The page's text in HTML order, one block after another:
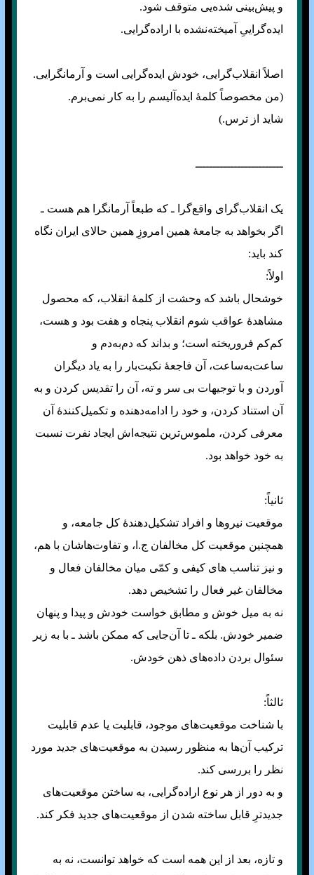
و پیش‌بینی شده‌یی متوقف شود.
ایده‌گراییِ آمیخته‌نشده با اراده‌گرایی.
اصلاً انقلاب‌گرایی، خودش ایده‌گرایی است و آرمانگرایی.
(من مخصوصاً کلمهٔ ایده‌آلیسم را به کار نمی‌برم.
شاید از ترس.)
ـــــــــــــــــــــــــ
یک انقلاب‌گرای واقع‌گرا‌ ـ که طبعاً آرمانگرا هم هست ـ
اگر بخواهد به جامعهٔ همین امروزِ همین حالای ایران نگاه
کند باید:
اولاً:
خوشحال باشد که وحشت از کلمهٔ انقلاب، که محصول
مشاهدهٔ عواقب شوم انقلاب پنجاه و هفت بود و هست،
کم‌کم فروریخته است؛ و بداند که دم‌به‌دم و
ساعت‌به‌ساعت، آن فاجعهٔ نکبت‌بار را به یاد دیگران
آوردن و با توجیهات بی سر و ته، آن را تقدیس کردن و به
آن استناد کردن، و خود را ادامه‌دهنده و تکمیل‌کنندهٔ آن
معرفی کردن، ملموس‌ترین نتیجه‌اش ایجاد نفرت نسبت
به خود خواهد بود.
ثانیاً:
موقعیت نیرو‌ها و افراد تشکیل‌دهندهٔ کل جامعه، و
همچنین موقعیت کل مخالفان ج.ا، و تفاوت‌هاشان با هم،
و نیز تناسب های کیفی و کمّی میان مخالفان فعال و
مخالفان غیر فعال را تشخیص دهد.
نه به میل خوش و مطابق خواست خودش و پیدا و پنهان
ضمیر خودش. بلکه ـ تا آن‌جایی که ممکن باشد ـ با به زیر
سئوال بردن داده‌های ذهن خودش.
ثالثاً:
با شناخت موقعیت‌های موجود، قابلیت یا عدم قابلیت
ترکیب آن‌ها به منظور رسیدن به موقعیت‌های جدید مورد
نظر را بررسی کند.
و به دور از هر نوع اراده‌گرایی، به ساختن موقعیت‌های
جدید‌ترِ قابل ساخته شدن از موقعیت‌های جدید فکر کند.
و تازه، بعد از این همه است که خواهد توانست، نه به